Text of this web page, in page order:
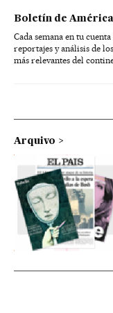
Boletín de América
Cada semana en tu
reportajes y análisis de
más relevantes del
Arquivo